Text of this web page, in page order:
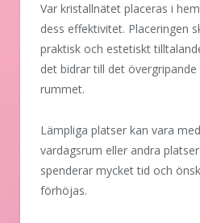
Var kristallnätet placeras i
dess effektivitet. Placeringen
praktisk och estetiskt
det bidrar till det
rummet.
Lämpliga platser kan vara
vardagsrum eller andra
spenderar mycket tid och
förhöjas.